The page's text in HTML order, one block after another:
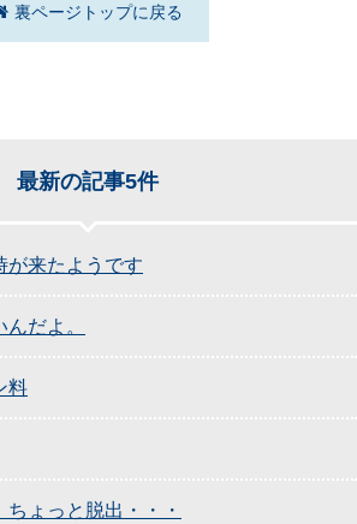
裏ページトップに戻る
最新の記事5件
が来たようです
だよ。
料
ょっと脱出・・・